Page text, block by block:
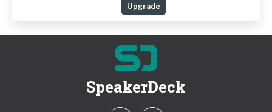
Upgrade
SpeakerDeck